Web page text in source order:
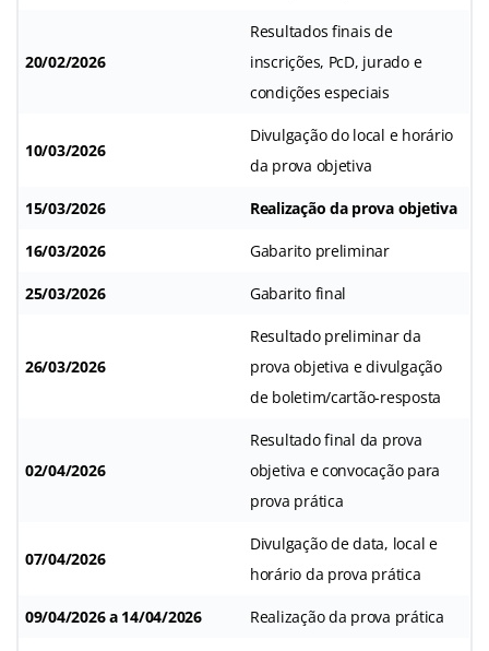
20/02/2026
Resultados finais de
inscrições, PcD, jurado e
condições especiais
10/03/2026
Divulgação do local e horário
da prova objetiva
15/03/2026 Realização da prova objetiva
16/03/2026 Gabarito preliminar
25/03/2026 Gabarito final
26/03/2026
Resultado preliminar da
prova objetiva e divulgação
de boletim/cartão-resposta
02/04/2026
Resultado final da prova
objetiva e convocação para
prova prática
07/04/2026
Divulgação de data, local e
horário da prova prática
09/04/2026 a 14/04/2026 Realização da prova prática